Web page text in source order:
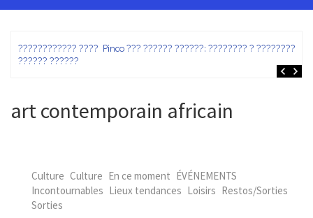
???????????? ???? Pinco ??? ?????? ??????: ???????? ? ???????? ?
?????? ??????
art contemporain africain
Culture Culture En ce moment ÉVÉNEMENTS
Incontournables Lieux tendances Loisirs Restos/Sorties
Sorties